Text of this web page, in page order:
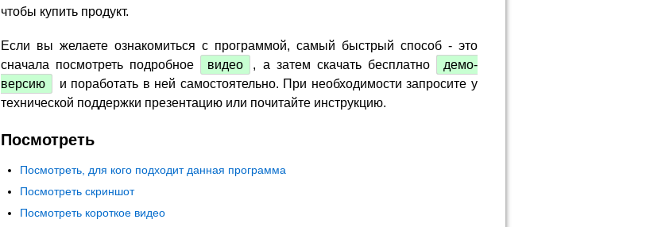
чтобы купить продукт.
Если вы желаете ознакомиться с программой, самый быстрый способ - это
сначала посмотреть подробное
видео , а затем скачать бесплатно
демо-
версию
и поработать в ней самостоятельно. При необходимости запросите у
технической поддержки презентацию или почитайте инструкцию.
Посмотреть
Посмотреть, для кого подходит данная программа
Посмотреть скриншот
Посмотреть короткое видео